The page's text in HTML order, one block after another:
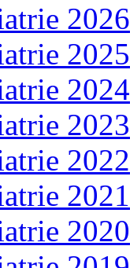
2026
2025
2024
2023
2022
2021
2020